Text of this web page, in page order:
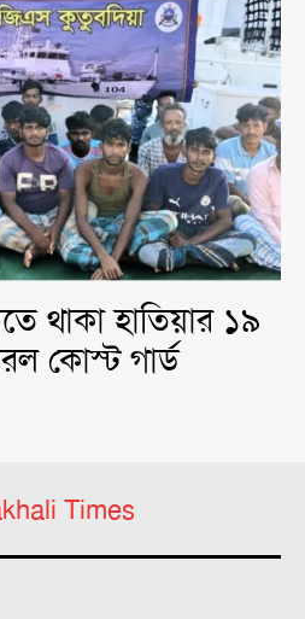
থাকা হাতিয়ার ১৯
কোস্ট গার্ড